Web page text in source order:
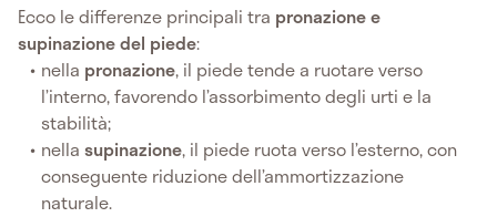
Ecco le differenze principali tra pronazione e
supinazione del piede:
nella pronazione, il piede tende a ruotare verso
l’interno, favorendo l’assorbimento degli urti e la
stabilità;
nellasupinazione, il piede ruota verso l’esterno, con
conseguente riduzione dell’ammortizzazione
naturale.